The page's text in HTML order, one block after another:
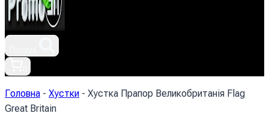
Головна - Хустки - Хустка Прапор Великобританія Flag
Great Britain